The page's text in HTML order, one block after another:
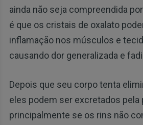
ainda não seja compreendida
é que os cristais de oxalato
inflamação nos músculos e
causando dor generalizada e
Depois que seu corpo tenta
eles podem ser excretados pela
principalmente se os rins não